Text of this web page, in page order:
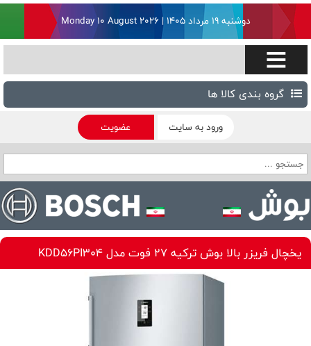
دوشنبه ۱۹ مرداد ۱۴۰۵ | Monday 10 August 2026
گروه بندی کالا ها
ورود به سایت عضویت
یخچال فریزر بالا بوش ترکیه 27 فوت مدل KDD56PI304